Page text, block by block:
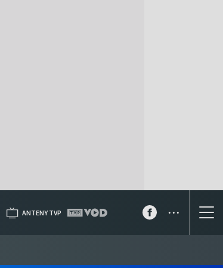
ANTENY TVP ...